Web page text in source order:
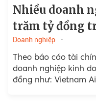
Nhiều doanh
trăm tỷ đồng
Doanh nghiệp
Theo báo cáo tài
doanh nghiệp kinh
đồng như: Vietnam